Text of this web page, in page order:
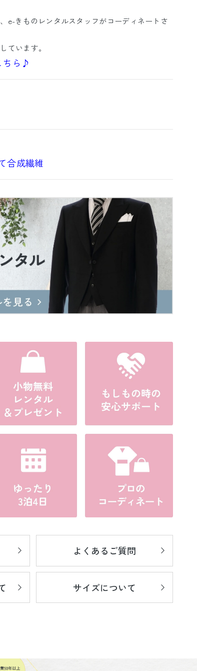
e-きものレンタルスタッフがコーディネートさ
ています。
ら♪
合成繊維
よくあるご質問
サイズについて